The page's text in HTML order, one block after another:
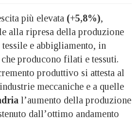
più elevata (+5,8%),
alla ripresa della produzione
e abbigliamento, in
producono filati e tessuti.
produttivo si attesta al
meccaniche e a quelle
l’aumento della produzione
dall’ottimo andamento